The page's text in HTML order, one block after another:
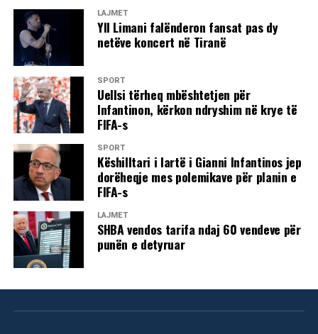
LAJMET
Yll Limani falënderon fansat pas dy
netëve koncert në Tiranë
SPORT
Uellsi tërheq mbështetjen për
Infantinon, kërkon ndryshim në krye të
FIFA-s
SPORT
Këshilltari i lartë i Gianni Infantinos jep
dorëheqje mes polemikave për planin e
FIFA-s
LAJMET
SHBA vendos tarifa ndaj 60 vendeve për
punën e detyruar